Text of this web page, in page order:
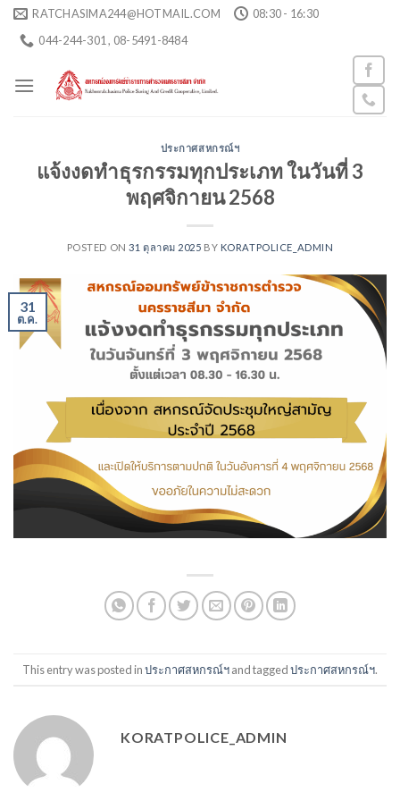
Skip RATCHASIMA244@HOTMAIL.COM
08:30 - 16:30
044-244-301 , 08-5491-8484
ประกาศสหกรณ์ฯ
แจ้งงดทำธุรกรรมทุกประเภท ในวันที่ 3
พฤศจิกายน 2568
POSTED ON31 ตุลาคม 2025 BY KORATPOLICE_ADMIN
31
ต.ค.
This entry was posted inประกาศสหกรณ์ฯand taggedประกาศสหกรณ์ฯ.
KORATPOLICE_ADMIN